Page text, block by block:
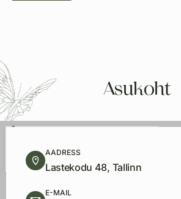
Asukoht
AADRESS
Lastekodu 48, Tallinn
E-MAIL